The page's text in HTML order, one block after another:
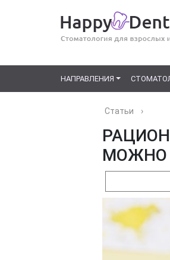
НАПРАВЛЕНИЯ
Статьи ›
МОЖНО